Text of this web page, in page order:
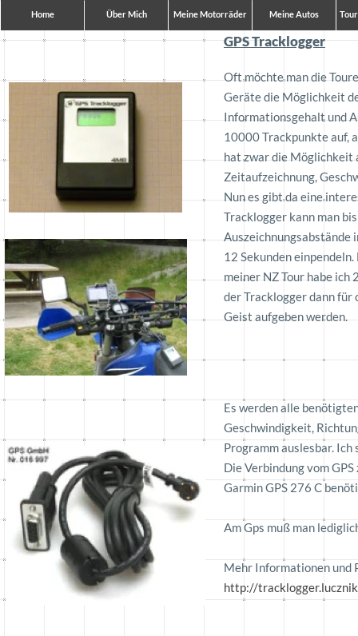
Home Über Mich Meine Motorräder Meine Autos
GPS Tracklogger
Oft möchte man die
Geräte die Möglichkeit
Informationsgehalt und
10000 Trackpunkte auf,
hat zwar die Möglichkeit
Zeitaufzeichnung,
Nun es gibt da eine
Tracklogger kann man
Auszeichnungsabstände
12 Sekunden
meiner NZ Tour habe
der Tracklogger dann für
Geist aufgeben werden.
Es werden alle
Geschwindigkeit,
Programm auslesbar.
Die Verbindung vom
Garmin GPS 276 C
Am Gps muß man
Mehr Informationen und
http://